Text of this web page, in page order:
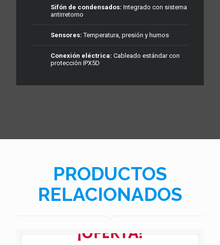
Sifón de condensados: Integrado con sistema
antirretorno
Sensores: Temperatura, presión y humos
Conexión eléctrica: Cableado estándar con
protección IPX5D
PRODUCTOS
RELACIONADOS